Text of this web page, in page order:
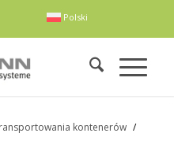
Polski
kontenerów /